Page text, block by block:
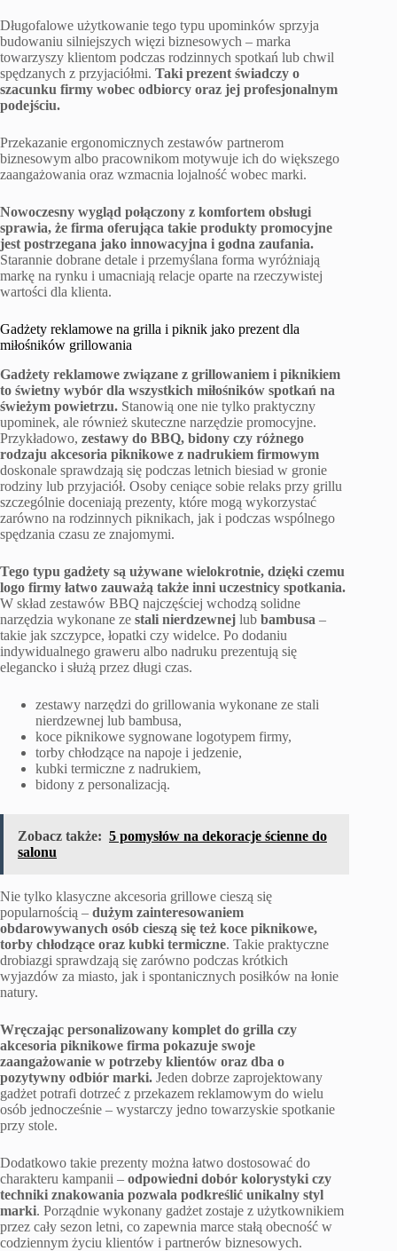
Długofalowe użytkowanie tego typu upominków sprzyja
budowaniu silniejszych więzi biznesowych – marka
towarzyszy klientom podczas rodzinnych spotkań lub chwil
spędzanych z przyjaciółmi. Taki prezent świadczy o
szacunku firmy wobec odbiorcy oraz jej profesjonalnym
podejściu.
Przekazanie ergonomicznych zestawów partnerom
biznesowym albo pracownikom motywuje ich do większego
zaangażowania oraz wzmacnia lojalność wobec marki.
Nowoczesny wygląd połączony z komfortem obsługi
sprawia, że firma oferująca takie produkty promocyjne
jest postrzegana jako innowacyjna i godna zaufania.
Starannie dobrane detale i przemyślana forma wyróżniają
markę na rynku i umacniają relacje oparte na rzeczywistej
wartości dla klienta.
Gadżety reklamowe na grilla i piknik jako prezent dla
miłośników grillowania
Gadżety reklamowe związane z grillowaniem i piknikiem
to świetny wybór dla wszystkich miłośników spotkań na
świeżym powietrzu. Stanowią one nie tylko praktyczny
upominek, ale również skuteczne narzędzie promocyjne.
Przykładowo, zestawy do BBQ, bidony czy różnego
rodzaju akcesoria piknikowe z nadrukiem firmowym
doskonale sprawdzają się podczas letnich biesiad w gronie
rodziny lub przyjaciół. Osoby ceniące sobie relaks przy grillu
szczególnie doceniają prezenty, które mogą wykorzystać
zarówno na rodzinnych piknikach, jak i podczas wspólnego
spędzania czasu ze znajomymi.
Tego typu gadżety są używane wielokrotnie, dzięki czemu
logo firmy łatwo zauważą także inni uczestnicy spotkania.
W skład zestawów BBQ najczęściej wchodzą solidne
narzędzia wykonane ze stali nierdzewnej lub bambusa –
takie jak szczypce, łopatki czy widelce. Po dodaniu
indywidualnego graweru albo nadruku prezentują się
elegancko i służą przez długi czas.
zestawy narzędzi do grillowania wykonane ze stali
nierdzewnej lub bambusa,
koce piknikowe sygnowane logotypem firmy,
torby chłodzące na napoje i jedzenie,
kubki termiczne z nadrukiem,
bidony z personalizacją.
Zobacz także: 5 pomysłów na dekoracje ścienne do
salonu
Nie tylko klasyczne akcesoria grillowe cieszą się
popularnością – dużym zainteresowaniem
obdarowywanych osób cieszą się też koce piknikowe,
torby chłodzące oraz kubki termiczne. Takie praktyczne
drobiazgi sprawdzają się zarówno podczas krótkich
wyjazdów za miasto, jak i spontanicznych posiłków na łonie
natury.
Wręczając personalizowany komplet do grilla czy
akcesoria piknikowe firma pokazuje swoje
zaangażowanie w potrzeby klientów oraz dba o
pozytywny odbiór marki. Jeden dobrze zaprojektowany
gadżet potrafi dotrzeć z przekazem reklamowym do wielu
osób jednocześnie – wystarczy jedno towarzyskie spotkanie
przy stole.
Dodatkowo takie prezenty można łatwo dostosować do
charakteru kampanii – odpowiedni dobór kolorystyki czy
techniki znakowania pozwala podkreślić unikalny styl
marki. Porządnie wykonany gadżet zostaje z użytkownikiem
przez cały sezon letni, co zapewnia marce stałą obecność w
codziennym życiu klientów i partnerów biznesowych.